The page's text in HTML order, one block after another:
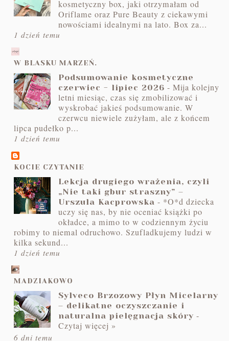
kosmetyczny box, jaki otrzymałam od
Oriflame oraz Pure Beauty z ciekawymi
nowościami idealnymi na lato. Box za...
1 dzień temu
W BLASKU MARZEŃ.
Podsumowanie kosmetyczne
czerwiec - lipiec 2026 -Mija kolejny
letni miesiąc, czas się zmobilizować i
wyskrobać jakieś podsumowanie. W
czerwcu niewiele zużyłam, ale z końcem
lipca pudełko p...
1 dzień temu
KOCIE CZYTANIE
Lekcja drugiego wrażenia, czyli
„Nie taki gbur straszny” –
Urszula Kacprowska - *O*d dziecka
uczy się nas, by nie oceniać książki po
okładce, a mimo to w codziennym życiu
robimy to niemal odruchowo. Szufladkujemy ludzi w
kilka sekund...
1 dzień temu
MADZIAKOWO
Sylveco Brzozowy Płyn Micelarny
– delikatne oczyszczanie i
naturalna pielęgnacja skóry -
Czytaj więcej »
6 dni temu